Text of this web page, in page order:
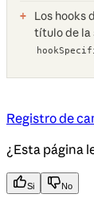
Los hooks
título de la
Registro de
¿Esta página
Si No